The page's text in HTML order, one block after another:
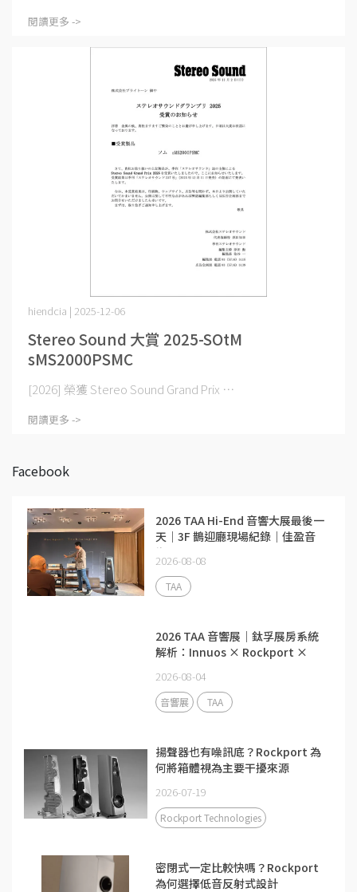
閱讀更多 ->
Stereo Sound 大賞 2025-SOtM
sMS2000PSMC
hiendcia | 2025-12-06
[2026] 榮獲 Stereo Sound Grand Prix ⋯
閱讀更多 ->
Facebook
2026 TAA Hi-End 音響大展最後一
天｜3F 鵲迎廳現場紀錄｜佳盈音
響
2026-08-08
TAA
2026 TAA 音響展｜鈦孚展房系統
解析：Innuos × Rockport ×
2026-08-04
音響展 TAA
揚聲器也有噪訊底？Rockport 為
何將箱體視為主要干擾來源
2026-07-19
Rockport Technologies
密閉式一定比較快嗎？Rockport
為何選擇低音反射式設計